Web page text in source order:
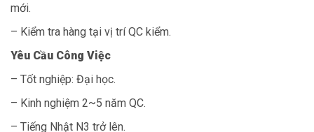
mới.
– Kiểm tra hàng tại vị trí QC kiểm.
Yêu Cầu Công Việc
– Tốt nghiệp: Đại học.
– Kinh nghiệm 2~5 năm QC.
– Tiếng Nhật N3 trở lên.